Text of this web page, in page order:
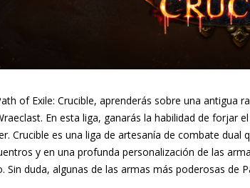
of Exile: Crucible, aprenderás sobre una antigua
En esta liga, ganarás la habilidad de forjar
Crucible es una liga de artesanía de combate dual
y en una profunda personalización de las
Sin duda, algunas de las armas más poderosas de